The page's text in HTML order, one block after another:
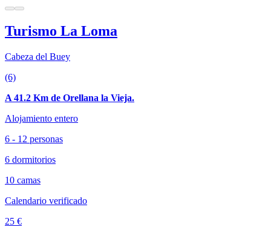
Turismo La Loma
Cabeza del Buey
(6)
A 41.2 Km de Orellana la Vieja.
Alojamiento entero
6 - 12 personas
6 dormitorios
10 camas
Calendario verificado
25 €